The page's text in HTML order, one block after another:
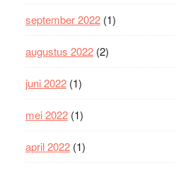
september 2022(1)
augustus 2022(2)
juni 2022(1)
mei 2022(1)
april 2022(1)